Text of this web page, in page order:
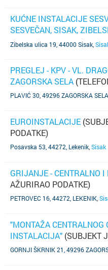
KUĆNE INSTALACIJE
SESVEČAN, SISAK,
POZNAT)
Zibelska ulica 19, 44000 Sisak
PREGLEJ - KPV - VL.
ZAGORSKA SELA
PLAVIĆ 30, 49296 ZAGORSKA SELA
EUROINSTALACIJE
PODATKE)
Posavska 53, 44272, Lekenik Sisak
GRIJANJE - CENTRALNO I
AŽURIRAO PODATKE)
PETROVEC 16, 44272, LEKENIK
"MONTAŽA
INSTALACIJA" (SUBJEKT
GORNJI ŠKRNIK 21, 49296